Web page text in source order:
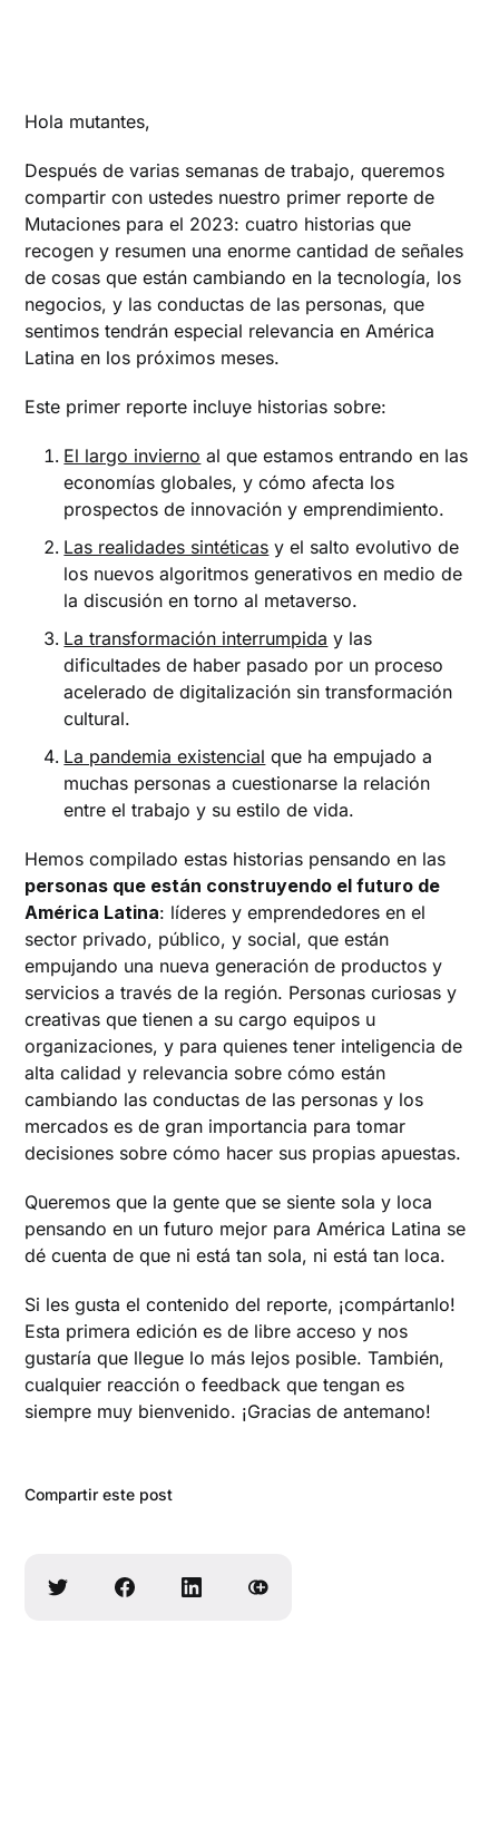
Hola mutantes,
Después de varias semanas de trabajo, queremos
compartir con ustedes nuestro primer reporte de
Mutaciones para el 2023: cuatro historias que
recogen y resumen una enorme cantidad de señales
de cosas que están cambiando en la tecnología, los
negocios, y las conductas de las personas, que
sentimos tendrán especial relevancia en América
Latina en los próximos meses.
Este primer reporte incluye historias sobre:
El largo invierno al que estamos entrando en las
economías globales, y cómo afecta los
prospectos de innovación y emprendimiento.
Las realidades sintéticas y el salto evolutivo de
los nuevos algoritmos generativos en medio de
la discusión en torno al metaverso.
La transformación interrumpida y las
dificultades de haber pasado por un proceso
acelerado de digitalización sin transformación
cultural.
La pandemia existencial que ha empujado a
muchas personas a cuestionarse la relación
entre el trabajo y su estilo de vida.
Hemos compilado estas historias pensando en las
personas que están construyendo el futuro de
América Latina: líderes y emprendedores en el
sector privado, público, y social, que están
empujando una nueva generación de productos y
servicios a través de la región. Personas curiosas y
creativas que tienen a su cargo equipos u
organizaciones, y para quienes tener inteligencia de
alta calidad y relevancia sobre cómo están
cambiando las conductas de las personas y los
mercados es de gran importancia para tomar
decisiones sobre cómo hacer sus propias apuestas.
Queremos que la gente que se siente sola y loca
pensando en un futuro mejor para América Latina se
dé cuenta de que ni está tan sola, ni está tan loca.
Si les gusta el contenido del reporte, ¡compártanlo!
Esta primera edición es de libre acceso y nos
gustaría que llegue lo más lejos posible. También,
cualquier reacción o feedback que tengan es
siempre muy bienvenido. ¡Gracias de antemano!
Compartir este post